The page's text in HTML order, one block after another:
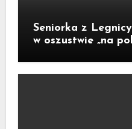
Seniorka z
w oszustwie „na